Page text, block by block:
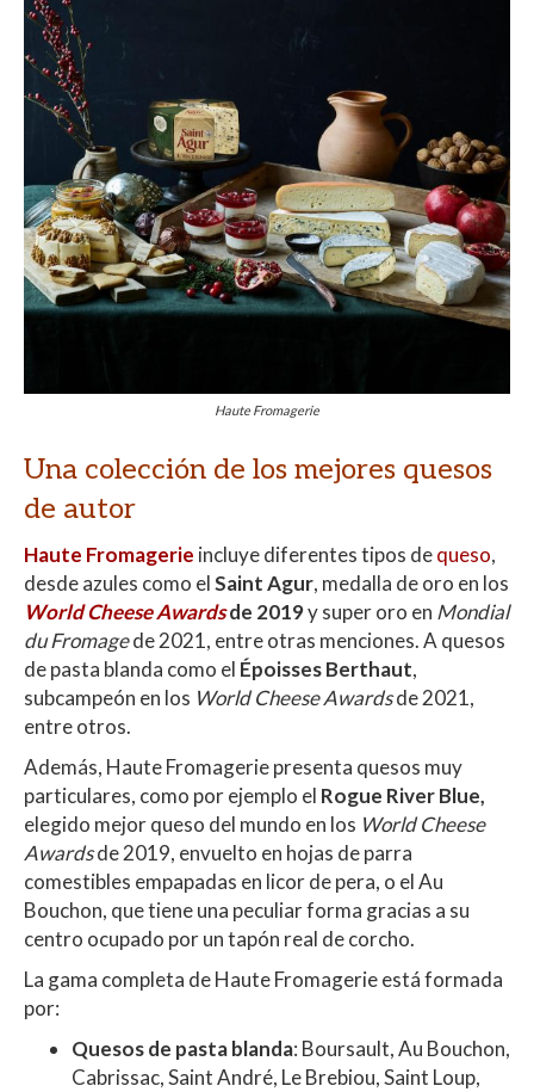
Haute Fromagerie
Una colección de los mejores quesos
de autor
Haute Fromagerie incluye diferentes tipos dequeso,
desde azules como elSaint Agur, medalla de oro en los
World Cheese Awardsde 2019y super oro en Mondial
du Fromagede 2021, entre otras menciones. A quesos
de pasta blanda como el Époisses Berthaut,
subcampeón en los World Cheese Awardsde 2021,
entre otros.
Además, Haute Fromagerie presenta quesos muy
particulares, como por ejemplo el Rogue River Blue,
elegido mejor queso del mundo en los World Cheese
Awardsde 2019, envuelto en hojas de parra
comestibles empapadas en licor de pera, o el Au
Bouchon, que tiene una peculiar forma gracias a su
centro ocupado por un tapón real de corcho.
La gama completa de Haute Fromagerie está formada
por:
Quesos de pasta blanda: Boursault, Au Bouchon,
Cabrissac, Saint André, Le Brebiou, Saint Loup,